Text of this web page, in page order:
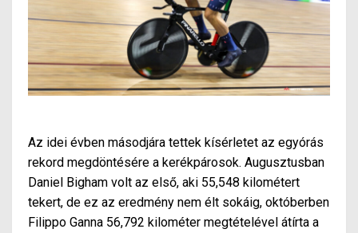
Az idei évben másodjára tettek kísérletet az egyórás
rekord megdöntésére a kerékpárosok. Augusztusban
Daniel Bigham volt az első, aki 55,548 kilométert
tekert, de ez az eredmény nem élt sokáig, októberben
Filippo Ganna 56,792 kilométer megtételével átírta a